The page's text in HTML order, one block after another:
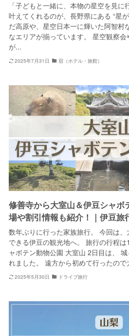
「子どもと一緒に、本物の星空を見
叶えてくれるのが、長野県にある “星
だ高原や、星空日本一に輝いた阿智村
なエリアが揃っています。 星空観察
が...
2025年7月31日 宿（ホテル・旅館）
修善寺から大室山＆伊豆シャボ
場や割引情報も紹介！｜伊豆
数年ぶりに行った家族旅行。 今回は
できる伊豆の観光地へ。 旅行の行程
ャボテン動物公園 大室山 2日目は、
れました。 遠方から初めて行ったの
2025年5月30日 ドライブ旅行